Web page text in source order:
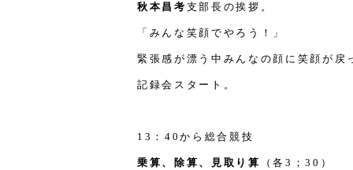
秋本昌考 支部長の挨拶。
「みんな笑顔でやろう！」
緊張感が漂う中みんなの顔に笑顔が戻
記録会スタート。
13：40から総合競技
乗算、除算、見取り算 （各3；30）